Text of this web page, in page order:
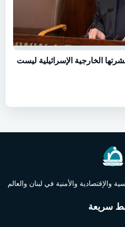
الخارجية الإسرائيلية ليست
والإقتصادية والأمنية في لبنان والعالم
سريعة